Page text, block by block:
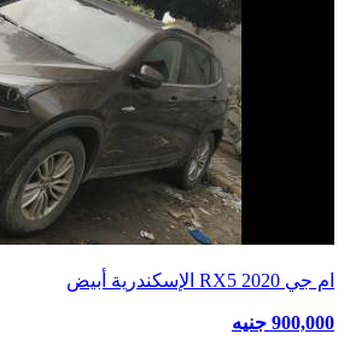
ام جي RX5 2020 الإسكندرية أبيض
900,000 جنيه